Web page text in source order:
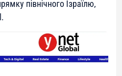
північного Ізраїлю,